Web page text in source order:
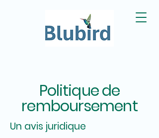
Politique de
remboursement
Un avis juridique